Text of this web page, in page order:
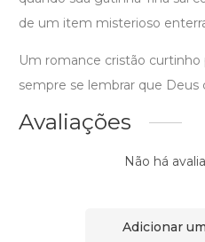
de um item misterioso
Um romance cristão curtinho
sempre se lembrar que Deus
Avaliações
Não há
Adicionar